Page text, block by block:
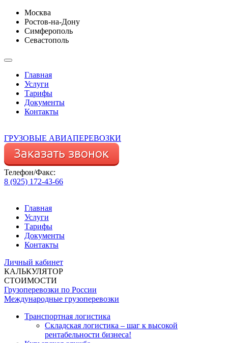
Москва
Ростов-на-Дону
Симферополь
Севастополь
Главная
Услуги
Тарифы
Документы
Контакты
ГРУЗОВЫЕ АВИАПЕРЕВОЗКИ
Телефон/Факс:
8 (925) 172-43-66
Главная
Услуги
Тарифы
Документы
Контакты
Личный кабинет
КАЛЬКУЛЯТОР
СТОИМОСТИ
Грузоперевозки по России
Международные грузоперевозки
Транспортная логистика
Складская логистика – шаг к высокой
рентабельности бизнеса!